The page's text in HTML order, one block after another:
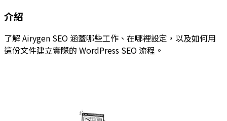
介紹
了解 Airygen SEO 涵蓋哪些工作、在哪裡設定，以及如何用
這份文件建立實際的 WordPress SEO 流程。